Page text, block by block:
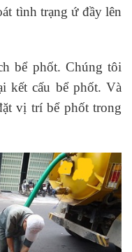
tình trạng ứ đầy lên
bể phốt. Chúng tôi
kết cấu bể phốt. Và
vị trí bể phốt trong